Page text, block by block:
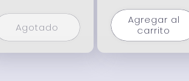
Agotado
Agregar al
carrito